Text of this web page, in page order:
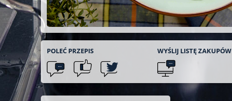
POLEĆ PRZEPIS WYŚLIJ LISTĘZAKUPÓW